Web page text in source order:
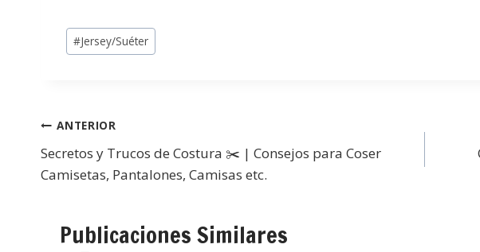
#Jersey/Suéter
ANTERIOR
Secretos y Trucos de Costura ✂️ | Consejos para Coser
Camisetas, Pantalones, Camisas etc.
Publicaciones Similares